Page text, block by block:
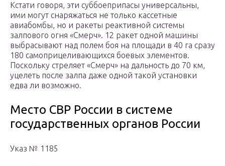
Кстати говоря, эти суббоеприпасы универсальны,
ими могут снаряжаться не только кассетные
авиабомбы, но и ракеты реактивной системы
залпового огня «Смерч». 12 ракет одной машины
выбрасывают над полем боя на площади в 40 га сразу
180 самоприцеливающихся боевых элементов.
Поскольку стреляет «Смерч» на дальность до 70 км,
уцелеть после залпа даже одной такой установки
едва ли возможно.
Место СВР России в системе
государственных органов России
Указ № 1185